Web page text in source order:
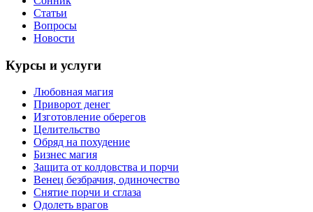
Статьи
Вопросы
Новости
Курсы и услуги
Любовная магия
Приворот денег
Изготовление оберегов
Целительство
Обряд на похудение
Бизнес магия
Защита от колдовства и порчи
Венец безбрачия, одиночество
Снятие порчи и сглаза
Одолеть врагов